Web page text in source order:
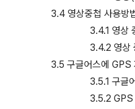
3.4 영상중첩 사용방
3.4.1 영상
3.4.2 영상
3.5 구글어스에 GPS
3.5.1 구글
3.5.2 GPS